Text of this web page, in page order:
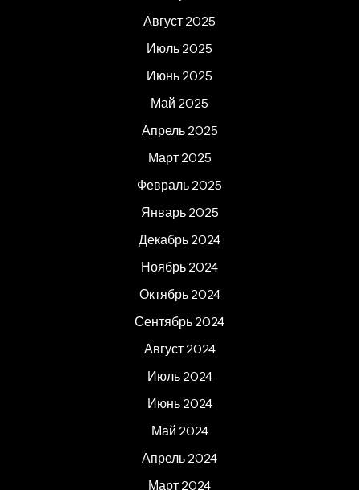
Август 2025
Июль 2025
Июнь 2025
Май 2025
Апрель 2025
Март 2025
Февраль 2025
Январь 2025
Декабрь 2024
Ноябрь 2024
Октябрь 2024
Сентябрь 2024
Август 2024
Июль 2024
Июнь 2024
Май 2024
Апрель 2024
Март 2024